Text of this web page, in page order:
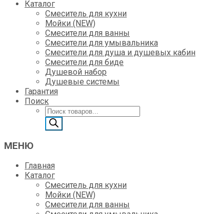
Каталог
Смеситель для кухни
Мойки (NEW)
Смесители для ванны
Смесители для умывальника
Смесители для душа и душевых кабин
Смесители для биде
Душевой набор
Душевые системы
Гарантия
Поиск
Поиск
товаров
МЕНЮ
Главная
Каталог
Смеситель для кухни
Мойки (NEW)
Смесители для ванны